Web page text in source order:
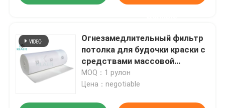
Огнезамедлительный фильтр
потолка для будочки краски с
средствами массовой
информации синтетического
волокна
MOQ：1 рулон
Цена：negotiable